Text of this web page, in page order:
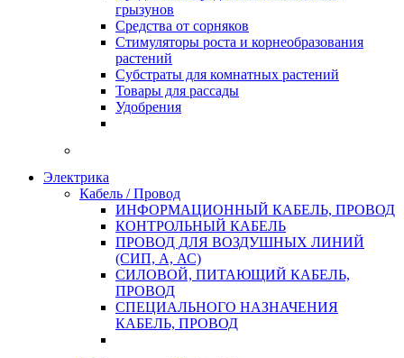
грызунов
Средства от сорняков
Стимуляторы роста и корнеобразования
растений
Субстраты для комнатных растений
Товары для рассады
Удобрения
Электрика
Кабель / Провод
ИНФОРМАЦИОННЫЙ КАБЕЛЬ, ПРОВОД
КОНТРОЛЬНЫЙ КАБЕЛЬ
ПРОВОД ДЛЯ ВОЗДУШНЫХ ЛИНИЙ
(СИП, А, АС)
СИЛОВОЙ, ПИТАЮЩИЙ КАБЕЛЬ,
ПРОВОД
СПЕЦИАЛЬНОГО НАЗНАЧЕНИЯ
КАБЕЛЬ, ПРОВОД